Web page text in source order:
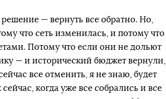
— вернуть все обратно. Но,
что сеть изменилась, и потому что
Потому что если они не дольют
— и исторический бюджет вернули,
все отменить, я не знаю, будет
когда уже все собрались и все